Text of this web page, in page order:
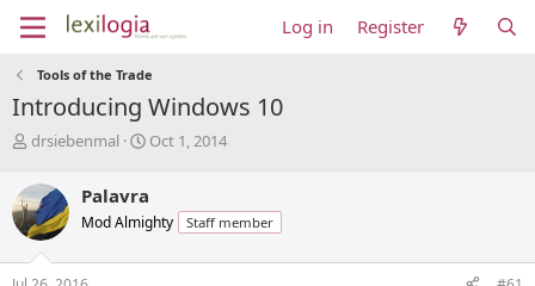
Log in Register
Tools of the Trade
Introducing Windows 10
T
r
e
a
d
s
drsiebenmal
S
t
a
Oct 1, 2014
Palavra
Mod Almighty Staff member